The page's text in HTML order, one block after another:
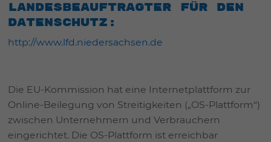
Landesbeauftragter für den
Datenschutz:
http://www.lfd.niedersachsen.de
Die EU-Kommission hat eine Internetplattform zur
Online-Beilegung von Streitigkeiten („OS-Plattform“)
zwischen Unternehmern und Verbrauchern
eingerichtet. Die OS-Plattform ist erreichbar